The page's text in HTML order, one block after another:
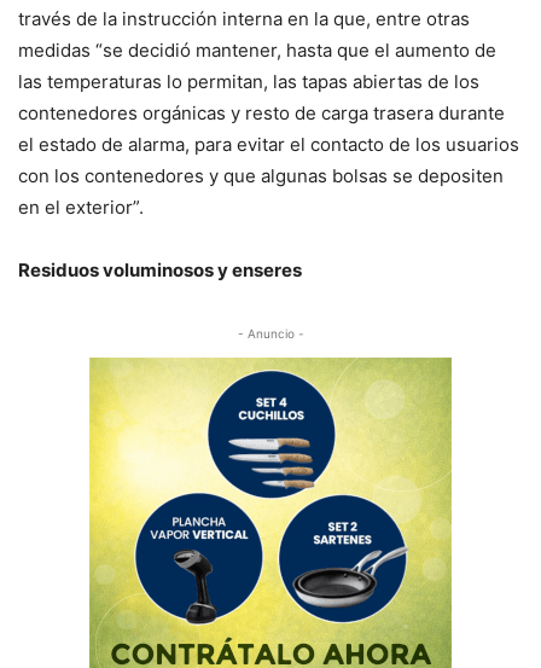
través de la instrucción interna en la que, entre otras
medidas “se decidió mantener, hasta que el aumento de
las temperaturas lo permitan, las tapas abiertas de los
contenedores orgánicas y resto de carga trasera durante
el estado de alarma, para evitar el contacto de los usuarios
con los contenedores y que algunas bolsas se depositen
en el exterior”.
Residuos voluminosos y enseres
- Anuncio -